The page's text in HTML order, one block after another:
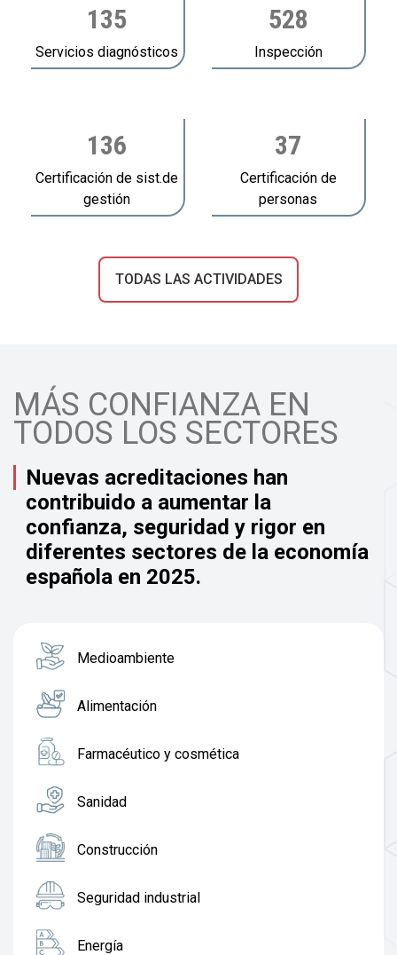
135
Servicios diagnósticos
528
Inspección
136
Certificación de sist.de
gestión
37
Certificación de
personas
TODAS LAS ACTIVIDADES
MÁS CONFIANZA EN
TODOS LOS SECTORES
Nuevas acreditaciones han
contribuido a aumentar la
confianza, seguridad y rigor en
diferentes sectores de la economía
española en 2025.
Medioambiente
Alimentación
Farmacéutico y cosmética
Sanidad
Construcción
Seguridad industrial
Energía